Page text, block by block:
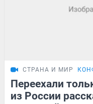
СТРАНА И МИР
Переехали
из России